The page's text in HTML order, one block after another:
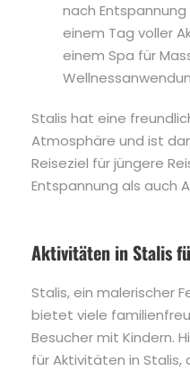
nach
einem Tag voller
einem Spa für
Stalis hat eine
Atmosphäre und ist
Reiseziel für jüngere
Entspannung als auch
Aktivitäten in Stalis
Stalis, ein malerischer
bietet viele
Besucher mit Kindern.
für Aktivitäten in Stalis,